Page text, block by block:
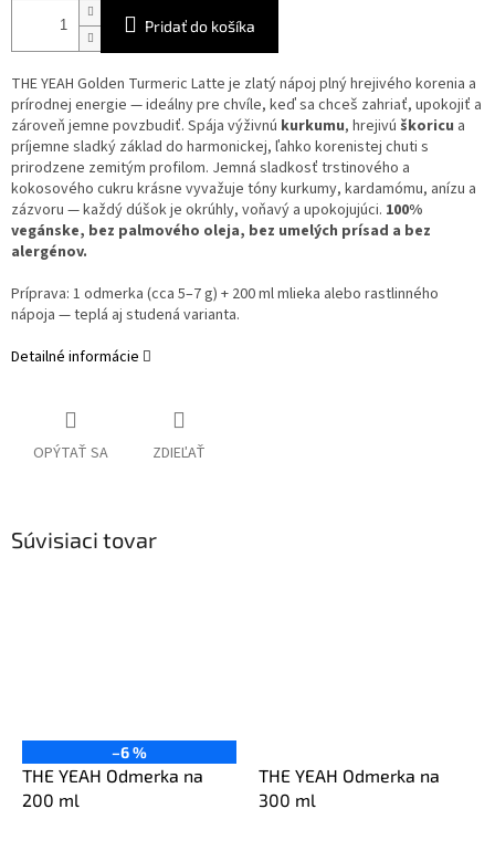
Pridať do košíka
THE YEAH Golden Turmeric Latte je zlatý nápoj plný hrejivého korenia a
prírodnej energie — ideálny pre chvíle, keď sa chceš zahriať, upokojiť a
zároveň jemne povzbudiť. Spája výživnú kurkumu, hrejivú škoricu a
príjemne sladký základ do harmonickej, ľahko korenistej chuti s
prirodzene zemitým profilom. Jemná sladkosť trstinového a
kokosového cukru krásne vyvažuje tóny kurkumy, kardamómu, anízu a
zázvoru — každý dúšok je okrúhly, voňavý a upokojujúci. 100%
vegánske, bez palmového oleja, bez umelých prísad a bez
alergénov.
Príprava: 1 odmerka (cca 5–7 g) + 200 ml mlieka alebo rastlinného
nápoja — teplá aj studená varianta.
Detailné informácie
OPÝTAŤ SA ZDIEĽAŤ
Súvisiaci tovar
–6 %
THE YEAH Odmerka na
200 ml
THE YEAH Odmerka na
300 ml